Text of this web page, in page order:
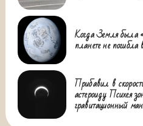
Когда Земля была
планете не
Прибавил в
астероиду Психея
гравитационный